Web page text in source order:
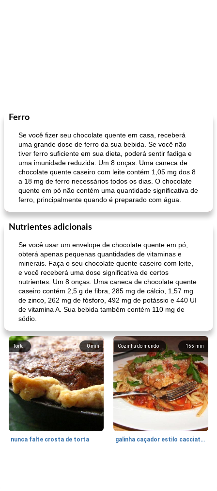
Ferro
Se você fizer seu chocolate quente em casa, receberá
uma grande dose de ferro da sua bebida. Se você não
tiver ferro suficiente em sua dieta, poderá sentir fadiga e
uma imunidade reduzida. Um 8 onças. Uma caneca de
chocolate quente caseiro com leite contém 1,05 mg dos 8
a 18 mg de ferro necessários todos os dias. O chocolate
quente em pó não contém uma quantidade significativa de
ferro, principalmente quando é preparado com água.
Nutrientes adicionais
Se você usar um envelope de chocolate quente em pó,
obterá apenas pequenas quantidades de vitaminas e
minerais. Faça o seu chocolate quente caseiro com leite,
e você receberá uma dose significativa de certos
nutrientes. Um 8 onças. Uma caneca de chocolate quente
caseiro contém 2,5 g de fibra, 285 mg de cálcio, 1,57 mg
de zinco, 262 mg de fósforo, 492 mg de potássio e 440 UI
de vitamina A. Sua bebida também contém 110 mg de
sódio.
0min
Torta
nunca falte crosta de torta
155 min
Cozinha do mundo
galinha caçador estilo cacciatore